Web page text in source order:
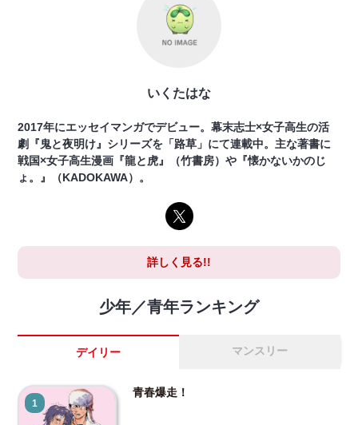
いくたはな
2017年にエッセイマンガでデビュー。幕末志士×女子高生の活
劇『鬼と夜明け』シリーズを「路草」にて連載中。主な著書に
戦国×女子高生漫画『龍と虎』（竹書房）や『懐かないかのじ
ょ。』（KADOKAWA）。
詳しく見る!!
少年／青年ランキング
デイリー マンスリー
1
青春爆走！